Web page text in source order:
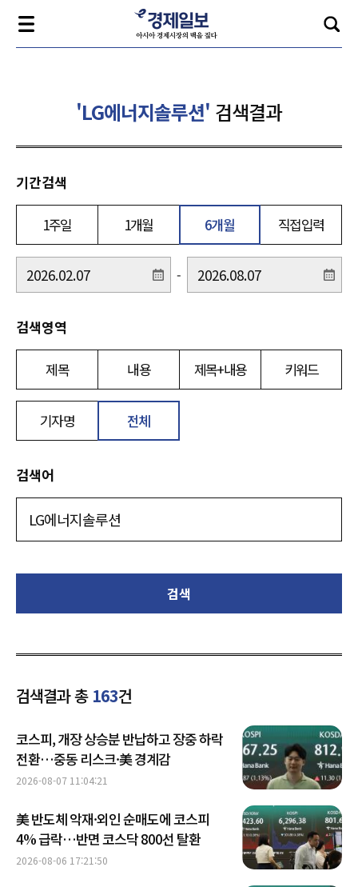
'LG에너지솔루션' 검색결과
기간검색
1주일 1개월 6개월 직접입력
-
검색영역
제목 내용 제목+내용 키워드
기자명 전체
검색어
검색
검색결과 총 163건
코스피, 개장 상승분 반납하고 장중 하락
전환…중동 리스크·美 경계감
2026-08-07 11:04:21
美 반도체 악재·외인 순매도에 코스피
4% 급락…반면 코스닥 800선 탈환
2026-08-06 17:21:50